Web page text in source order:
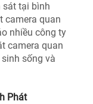
sát tại bình
camera quan
nhiều công ty
camera quan
sống và
Phát